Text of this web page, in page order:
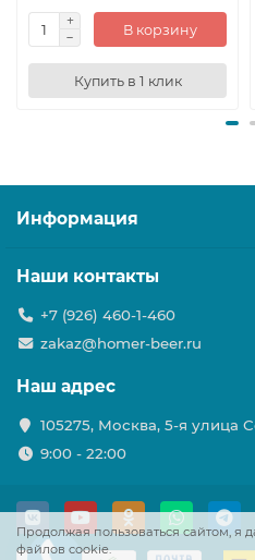
В корзину
Купить в 1 клик
Продолжая пользоваться сайтом, я
файлов cookie.
Информация
Наши контакты
+7 (926) 460-1-460
zakaz@homer-beer.ru
Наш адрес
105275, Москва, 5-я улица
9:00 - 22:00